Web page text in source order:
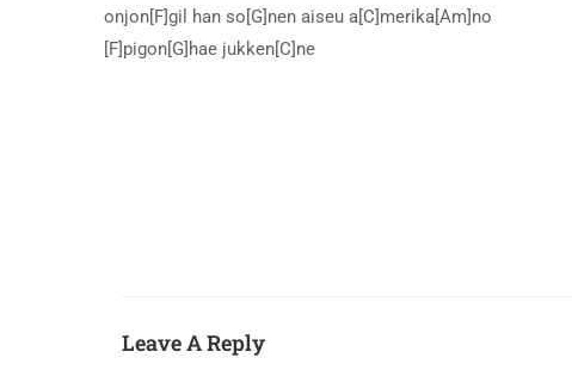
onjon[F]gil han so[G]nen aiseu a[C]merika[Am]no
[F]pigon[G]hae jukken[C]ne
Leave A Reply